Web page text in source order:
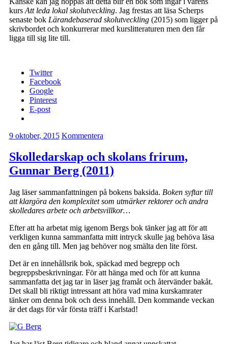
kurs Att leda lokal skolutveckling. Jag frestas att läsa Scherps
senaste bok Lärandebaserad skolutveckling (2015) som ligger på
skrivbordet och konkurrerar med kurslitteraturen men den får
ligga till sig lite till.
Twitter
Facebook
Google
Pinterest
E-post
9 oktober, 2015 Kommentera
Skolledarskap och skolans frirum,
Gunnar Berg (2011)
Jag läser sammanfattningen på bokens baksida. Boken syftar till
att klargöra den komplexitet som utmärker rektorer och andra
skolledares arbete och arbetsvillkor…
Efter att ha arbetat mig igenom Bergs bok tänker jag att för att
verkligen kunna sammanfatta mitt intryck skulle jag behöva läsa
den en gång till. Men jag behöver nog smälta den lite först.
Det är en innehållsrik bok, späckad med begrepp och
begreppsbeskrivningar. För att hänga med och för att kunna
sammanfatta det jag tar in läser jag framåt och återvänder bakåt.
Det skall bli riktigt intressant att höra vad mina kurskamrater
tänker om denna bok och dess innehåll. Den kommande veckan
är det dags för vår första träff i Karlstad!